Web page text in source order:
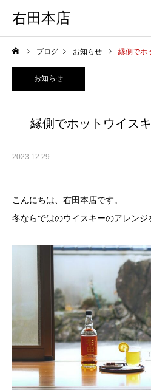
右田本店
ブログ お知らせ 縁側でホ
お知らせ
縁側でホットウイス
2023.12.29
こんにちは、右田本店です。
冬ならではのウイスキーのアレンジ